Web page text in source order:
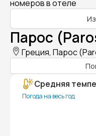
номеров в отеле
Парос
Греция, Парос
Средняя
Погода на весь год